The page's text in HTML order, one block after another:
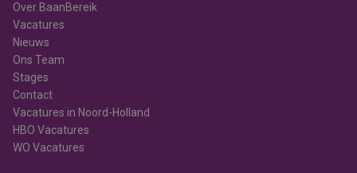
Over BaanBereik
Vacatures
Nieuws
Ons Team
Stages
Contact
Vacatures in Noord-Holland
HBO Vacatures
WO Vacatures